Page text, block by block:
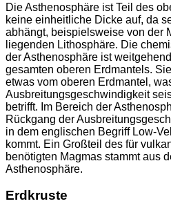
Die Asthenosphäre ist Teil des
keine einheitliche Dicke auf, da
abhängt, beispielsweise von der
liegenden Lithosphäre. Die
der Asthenosphäre ist
gesamten oberen Erdmantels.
etwas vom oberen Erdmantel,
Ausbreitungsgeschwindigkeit
betrifft. Im Bereich der
Rückgang der
in dem englischen Begriff Low-
kommt. Ein Großteil des für
benötigten Magmas stammt aus
Asthenosphäre.
Erdkruste